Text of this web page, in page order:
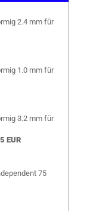
2.4 mm für
1.0 mm für
3.2 mm für
EUR
75